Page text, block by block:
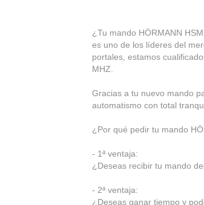
¿Tu mando HÖRMANN
es uno de los líderes del
portales, estamos
MHZ.
Gracias a tu nuevo mando
automatismo con total
¿Por qué pedir tu mando
- 1ª ventaja:
¿Deseas recibir tu mando
- 2ª ventaja:
¿Deseas ganar tiempo y